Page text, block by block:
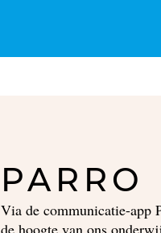
PARRO
Via de communicatie-app
de hoogte van ons